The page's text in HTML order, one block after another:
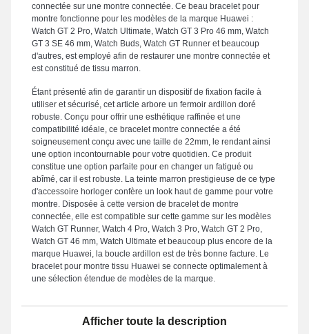
connectée sur une montre connectée. Ce beau bracelet pour
montre fonctionne pour les modèles de la marque Huawei :
Watch GT 2 Pro, Watch Ultimate, Watch GT 3 Pro 46 mm, Watch
GT 3 SE 46 mm, Watch Buds, Watch GT Runner et beaucoup
d'autres, est employé afin de restaurer une montre connectée et
est constitué de tissu marron.
Étant présenté afin de garantir un dispositif de fixation facile à
utiliser et sécurisé, cet article arbore un fermoir ardillon doré
robuste. Conçu pour offrir une esthétique raffinée et une
compatibilité idéale, ce bracelet montre connectée a été
soigneusement conçu avec une taille de 22mm, le rendant ainsi
une option incontournable pour votre quotidien. Ce produit
constitue une option parfaite pour en changer un fatigué ou
abîmé, car il est robuste. La teinte marron prestigieuse de ce type
d'accessoire horloger confère un look haut de gamme pour votre
montre. Disposée à cette version de bracelet de montre
connectée, elle est compatible sur cette gamme sur les modèles
Watch GT Runner, Watch 4 Pro, Watch 3 Pro, Watch GT 2 Pro,
Watch GT 46 mm, Watch Ultimate et beaucoup plus encore de la
marque Huawei, la boucle ardillon est de très bonne facture. Le
bracelet pour montre tissu Huawei se connecte optimalement à
une sélection étendue de modèles de la marque.
Afficher toute la description